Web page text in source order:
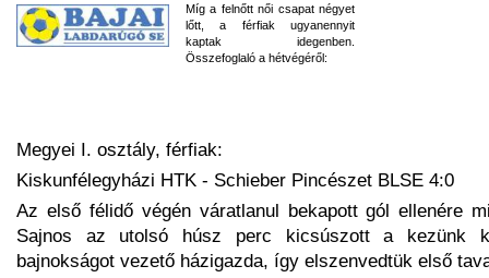
Míg a felnőtt női csapat négyet
lőtt, a férfiak ugyanennyit
kaptak idegenben.
Összefoglaló a hétvégéről:
Megyei I. osztály, férfiak:
Kiskunfélegyházi HTK - Schieber Pincészet BLSE 4:0
Az első félidő végén váratlanul bekapott gól ellenére
Sajnos az utolsó húsz perc kicsúszott a kezünk
bajnokságot vezető házigazda, így elszenvedtük első